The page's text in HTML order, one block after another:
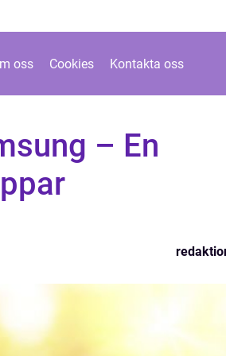
oss Cookies Kontakta oss
– En